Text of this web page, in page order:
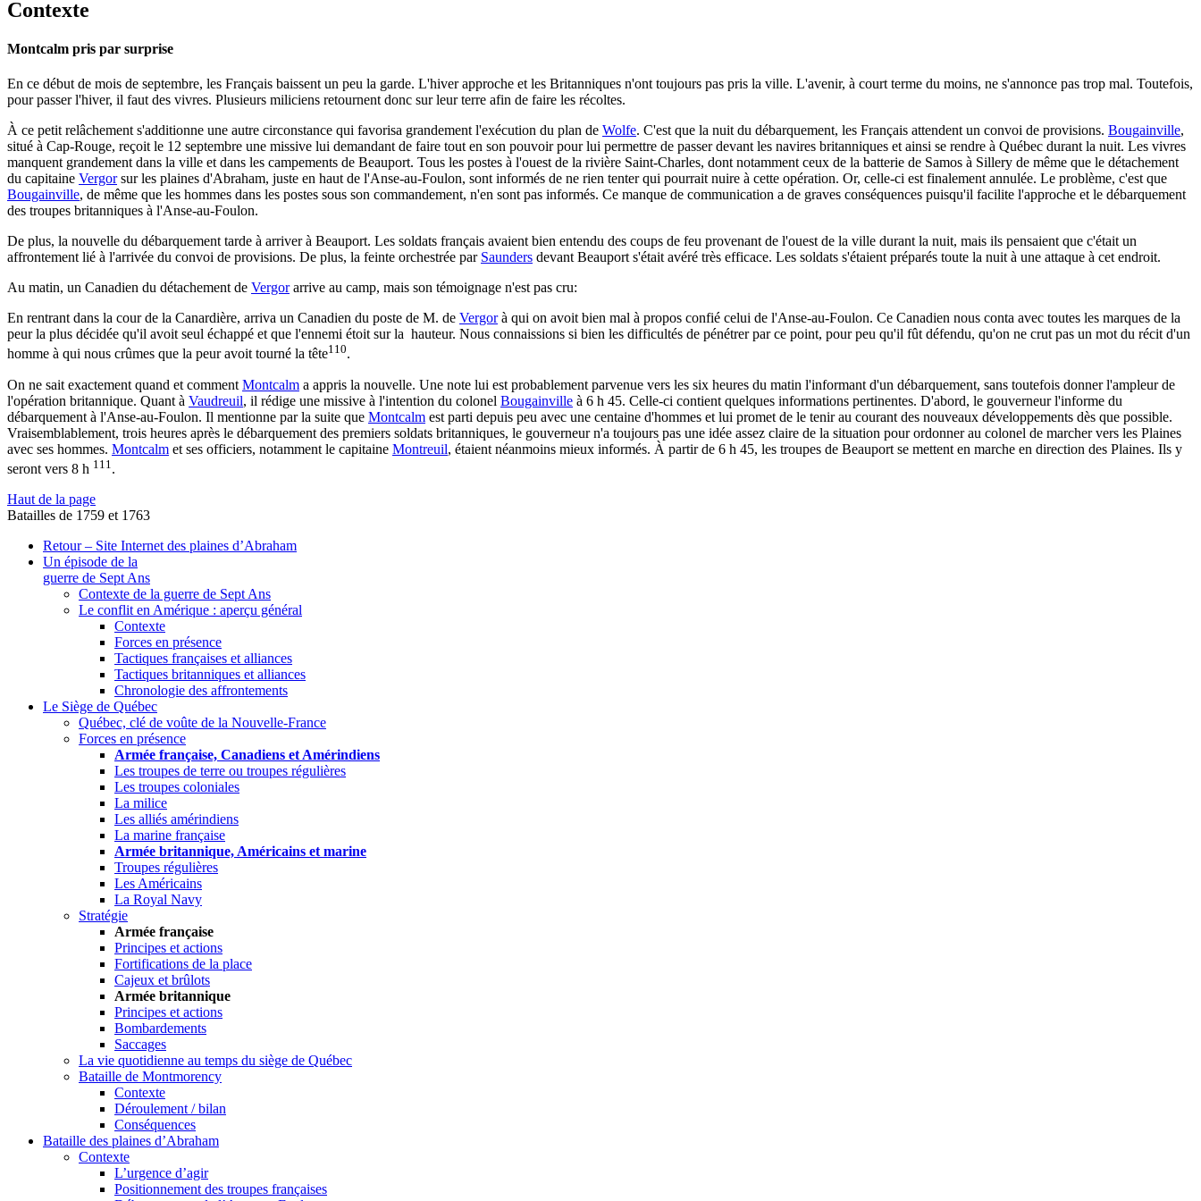
Contexte
Montcalm pris par surprise
En ce début de mois de septembre, les Français baissent un peu la garde. L'hiver approche et les Britanniques n'ont toujours pas pris la ville. L'avenir, à court terme du moins, ne s'annonce pas trop mal. Toutefois,
pour passer l'hiver, il faut des vivres. Plusieurs miliciens retournent donc sur leur terre afin de faire les récoltes.
À ce petit relâchement s'additionne une autre circonstance qui favorisa grandement l'exécution du plan de Wolfe. C'est que la nuit du débarquement, les Français attendent un convoi de provisions. Bougainville,
situé à Cap-Rouge, reçoit le 12 septembre une missive lui demandant de faire tout en son pouvoir pour lui permettre de passer devant les navires britanniques et ainsi se rendre à Québec durant la nuit. Les vivres
manquent grandement dans la ville et dans les campements de Beauport. Tous les postes à l'ouest de la rivière Saint-Charles, dont notamment ceux de la batterie de Samos à Sillery de même que le détachement
du capitaine Vergorsur les plaines d'Abraham, juste en haut de l'Anse-au-Foulon, sont informés de ne rien tenter qui pourrait nuire à cette opération. Or, celle-ci est finalement annulée. Le problème, c'est que
Bougainville, de même que les hommes dans les postes sous son commandement, n'en sont pas informés. Ce manque de communication a de graves conséquences puisqu'il facilite l'approche et le débarquement
des troupes britanniques à l'Anse-au-Foulon.
De plus, la nouvelle du débarquement tarde à arriver à Beauport. Les soldats français avaient bien entendu des coups de feu provenant de l'ouest de la ville durant la nuit, mais ils pensaient que c'était un
affrontement lié à l'arrivée du convoi de provisions. De plus, la feinte orchestrée par Saunders devant Beauport s'était avéré très efficace. Les soldats s'étaient préparés toute la nuit à une attaque à cet endroit.
Au matin, un Canadien du détachement de Vergorarrive au camp, mais son témoignage n'est pas cru:
En rentrant dans la cour de la Canardière, arriva un Canadien du poste de M. de Vergorà qui on avoit bien mal à propos confié celui de l'Anse-au-Foulon. Ce Canadien nous conta avec toutes les marques de la
peur la plus décidée qu'il avoit seul échappé et que l'ennemi étoit sur la hauteur. Nous connaissions si bien les difficultés de pénétrer par ce point, pour peu qu'il fût défendu, qu'on ne crut pas un mot du récit d'un
homme à qui nous crûmes que la peur avoit tourné la tête110.
On ne sait exactement quand et comment Montcalm a appris la nouvelle. Une note lui est probablement parvenue vers les six heures du matin l'informant d'un débarquement, sans toutefois donner l'ampleur de
l'opération britannique. Quant à Vaudreuil, il rédige une missive à l'intention du colonel Bougainville à 6 h 45. Celle-ci contient quelques informations pertinentes. D'abord, le gouverneur l'informe du
débarquement à l'Anse-au-Foulon. Il mentionne par la suite que Montcalm est parti depuis peu avec une centaine d'hommes et lui promet de le tenir au courant des nouveaux développements dès que possible.
Vraisemblablement, trois heures après le débarquement des premiers soldats britanniques, le gouverneur n'a toujours pas une idée assez claire de la situation pour ordonner au colonel de marcher vers les Plaines
avec ses hommes. Montcalm et ses officiers, notamment le capitaine Montreuil, étaient néanmoins mieux informés. À partir de 6 h 45, les troupes de Beauport se mettent en marche en direction des Plaines. Ils y
seront vers 8 h 111 .
Haut de la page
Batailles de 1759 et 1763
Retour – Site Internet des plaines d’Abraham
Un épisode de la
guerre de Sept Ans
Contexte de la guerre de Sept Ans
Le conflit en Amérique : aperçu général
Contexte
Forces en présence
Tactiques françaises et alliances
Tactiques britanniques et alliances
Chronologie des affrontements
Le Siège de Québec
Québec, clé de voûte de la Nouvelle-France
Forces en présence
Armée française, Canadiens et Amérindiens
Les troupes de terre ou troupes régulières
Les troupes coloniales
La milice
Les alliés amérindiens
La marine française
Armée britannique, Américains et marine
Troupes régulières
Les Américains
La Royal Navy
Stratégie
Armée française
Principes et actions
Fortifications de la place
Cajeux et brûlots
Armée britannique
Principes et actions
Bombardements
Saccages
La vie quotidienne au temps du siège de Québec
Bataille de Montmorency
Contexte
Déroulement / bilan
Conséquences
Bataille des plaines d’Abraham
Contexte
L’urgence d’agir
Positionnement des troupes françaises